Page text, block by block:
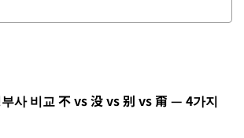
사 비교 不 vs 没 vs 别 vs 甭 — 4가지